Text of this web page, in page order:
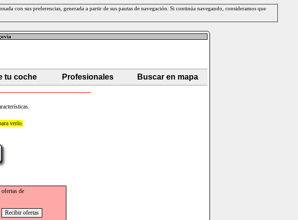
con sus preferencias, generada a partir de sus pautas de navegación. Si continúa navegando, consideramos que
tu coche Profesionales Buscar en mapa
verlo.
de